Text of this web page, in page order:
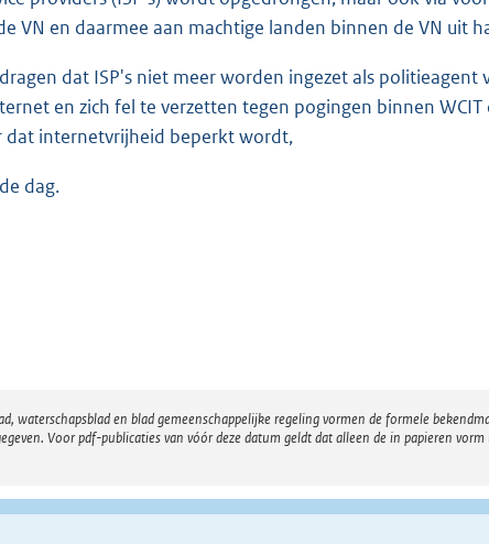
VN en daarmee aan machtige landen binnen de VN uit
dat ISP's niet meer worden ingezet als politieagent
en zich fel te verzetten tegen pogingen binnen
dat internetvrijheid beperkt wordt,
dag.
waterschapsblad en blad gemeenschappelijke regeling vormen de formele
Voor pdf-publicaties van vóór deze datum geldt dat alleen de in papieren